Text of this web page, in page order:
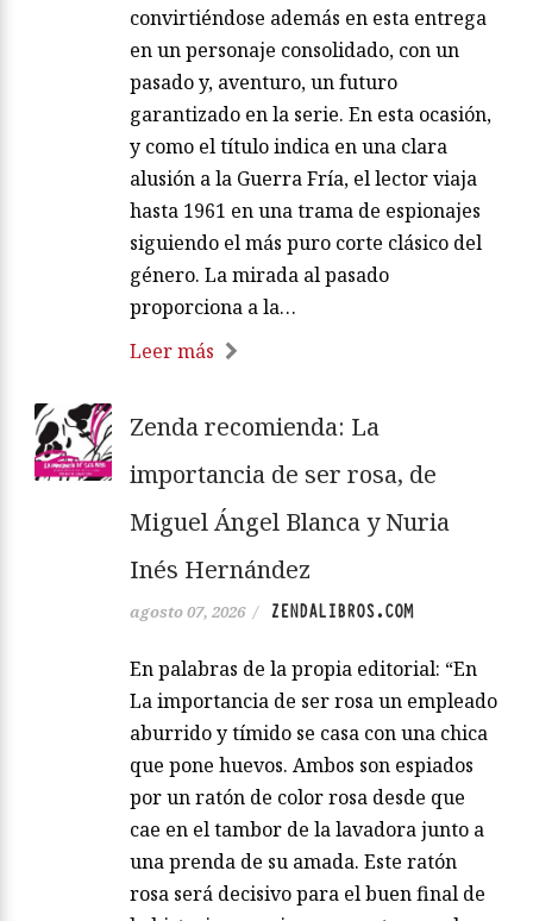
convirtiéndose además en esta entrega
en un personaje consolidado, con un
pasado y, aventuro, un futuro
garantizado en la serie. En esta ocasión,
y como el título indica en una clara
alusión a la Guerra Fría, el lector viaja
hasta 1961 en una trama de espionajes
siguiendo el más puro corte clásico del
género. La mirada al pasado
proporciona a la…
Leer más
Zenda recomienda: La
importancia de ser rosa, de
Miguel Ángel Blanca y Nuria
Inés Hernández
agosto 07, 2026 / ZENDALIBROS.COM
En palabras de la propia editorial: “En
La importancia de ser rosa un empleado
aburrido y tímido se casa con una chica
que pone huevos. Ambos son espiados
por un ratón de color rosa desde que
cae en el tambor de la lavadora junto a
una prenda de su amada. Este ratón
rosa será decisivo para el buen final de